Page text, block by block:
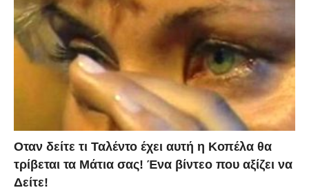
Οταν δείτε τι Ταλέντο έχει αυτή η Κοπέλα θα
τρίβεται τα Μάτια σας! Ένα βίντεο που αξίζει να
Δείτε!